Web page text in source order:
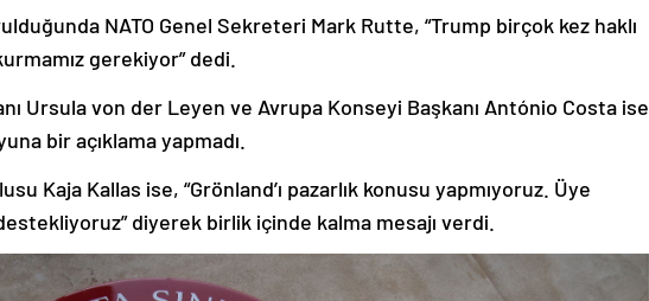
NATO Genel Sekreteri Mark Rutte, “Trump birçok kez haklı
gerekiyor” dedi.
Ursula von der Leyen ve Avrupa Konseyi Başkanı António Costa ise
bir açıklama yapmadı.
Kaja Kallas ise, “Grönland’ı pazarlık konusu yapmıyoruz. Üye
diyerek birlik içinde kalma mesajı verdi.